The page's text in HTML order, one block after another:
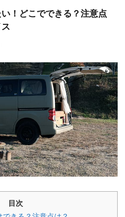
！どこでできる？注意点
目次